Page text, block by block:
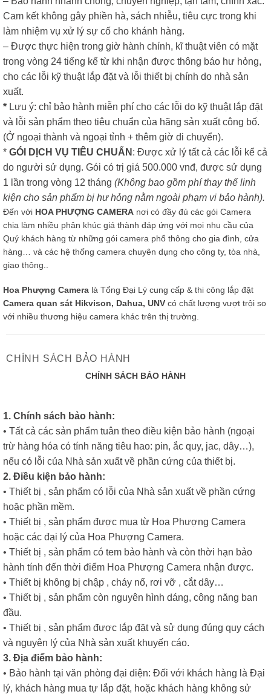
Cam kết không gây phiền hà, sách nhiễu, tiêu cực trong khi
làm nhiệm vụ xử lý sự cố cho khánh hàng.
– Được thực hiện trong giờ hành chính, kĩ thuật viên có mặt
trong vòng 24 tiếng kể từ khi nhận được thông báo hư hỏng,
cho các lỗi kỹ thuật lắp đặt và lỗi thiết bị chính do nhà sản
xuất.
* Lưu ý: chỉ bảo hành miễn phí cho các lỗi do kỹ thuật lắp đặt
và lỗi sản phẩm theo tiêu chuẩn của hãng sản xuất công bố.
(Ở ngoại thành và ngoại tỉnh + thêm giờ di chuyển).​
* GÓI DỊCH VỤ TIÊU CHUẨN : Được xử lý tất cả các lỗi kể cả
do người sử dụng. Gói có trị giá 500.000 vnđ, được sử dụng
1 lần trong vòng 12 tháng (Không bao gồm phí thay thế linh
kiện cho sản phẩm bị hư hỏng nằm ngoài phạm vi bảo hành).
Đến với HOA PHƯỢNG CAMERA nơi có đầy đủ các gói Camera
chia làm nhiều phân khúc giá thành đáp ứng với mọi nhu cầu của
Quý khách hàng từ những gói camera phổ thông cho gia đình, cửa
hàng… và các hệ thống camera chuyên dụng cho công ty, tòa nhà,
giao thông..
Hoa Phượng Camera là Tổng Đại Lý cung cấp & thi công lắp đặt
Camera quan sát Hikvison, Dahua, UNV có chất lượng vượt trội so
với nhiều thương hiệu camera khác trên thị trường.
CHÍNH SÁCH BẢO HÀNH
CHÍNH SÁCH BẢO HÀNH
1. Chính sách bảo hành:
• Tất cả các sản phẩm tuân theo điều kiện bảo hành (ngoại
trừ hàng hóa có tính năng tiêu hao: pin, ắc quy, jac, dây…),
nếu có lỗi của Nhà sản xuất về phần cứng của thiết bị.
2. Điều kiện bảo hành:
• Thiết bị , sản phẩm có lỗi của Nhà sản xuất về phần cứng
hoặc phần mềm.
• Thiết bị , sản phẩm được mua từ Hoa Phượng Camera
hoặc các đại lý của Hoa Phượng Camera.
• Thiết bị , sản phẩm có tem bảo hành và còn thời hạn bảo
hành tính đến thời điểm Hoa Phượng Camera nhận được.
• Thiết bị không bị chập , cháy nổ, rơi vỡ , cắt dây…
• Thiết bị , sản phẩm còn nguyên hình dáng, công năng ban
đầu.
• Thiết bị , sản phẩm được lắp đặt và sử dụng đúng quy cách
và nguyên lý của Nhà sản xuất khuyến cáo.
3. Địa điểm bảo hành:
• Bảo hành tại văn phòng đại diện: Đối với khách hàng là Đại
lý, khách hàng mua tự lắp đặt, hoặc khách hàng không sử